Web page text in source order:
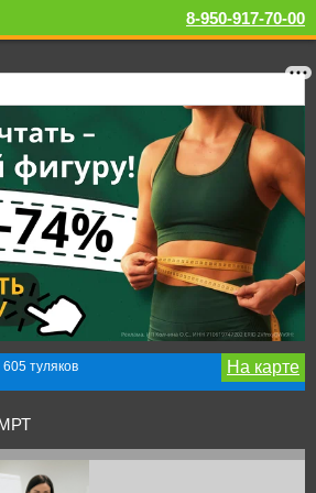
8-950-917-70-00
туляков На карте